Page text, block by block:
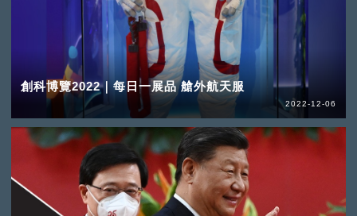
創科博覽2022｜每日一展品 艙外航天服
2022-12-06